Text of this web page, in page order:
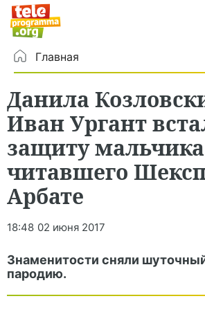
Главная
Данила
Иван Ургант
защиту
читавшего
Арбате
18:48 02 июня 2017
Знаменитости сняли
пародию.